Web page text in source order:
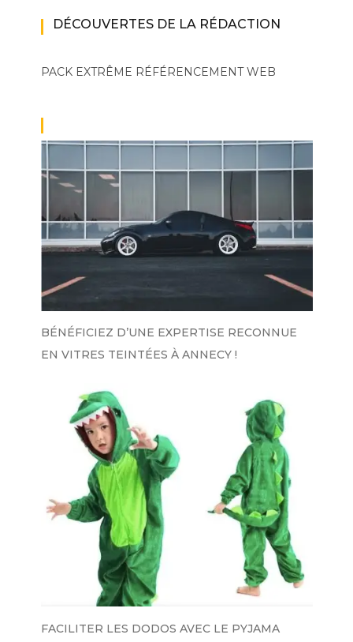
DÉCOUVERTES DE LA RÉDACTION
PACK EXTRÊME RÉFÉRENCEMENT WEB
BÉNÉFICIEZ D’UNE EXPERTISE RECONNUE
EN VITRES TEINTÉES À ANNECY !
FACILITER LES DODOS AVEC LE PYJAMA